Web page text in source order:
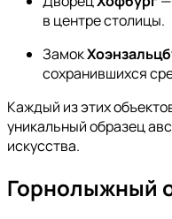
в центре столицы.
Замок
сохранившихся
Каждый из этих
уникальный образец
искусства.
Горнолыжный